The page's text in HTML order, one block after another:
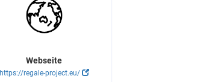
Webseite
https://regale-project.eu/